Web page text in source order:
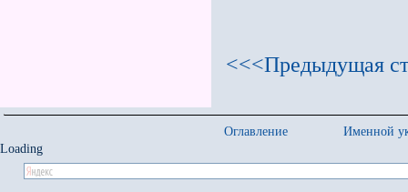
<<<Предыдущая
Оглавление
Именной
Loading